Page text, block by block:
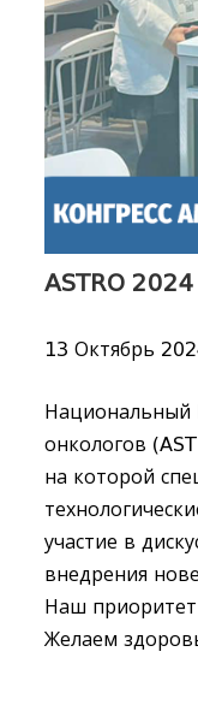
ASTRO 2024
13 Октябрь
Национальный
онкологов
на которой
участие в
внедрения
Наш
Желаем